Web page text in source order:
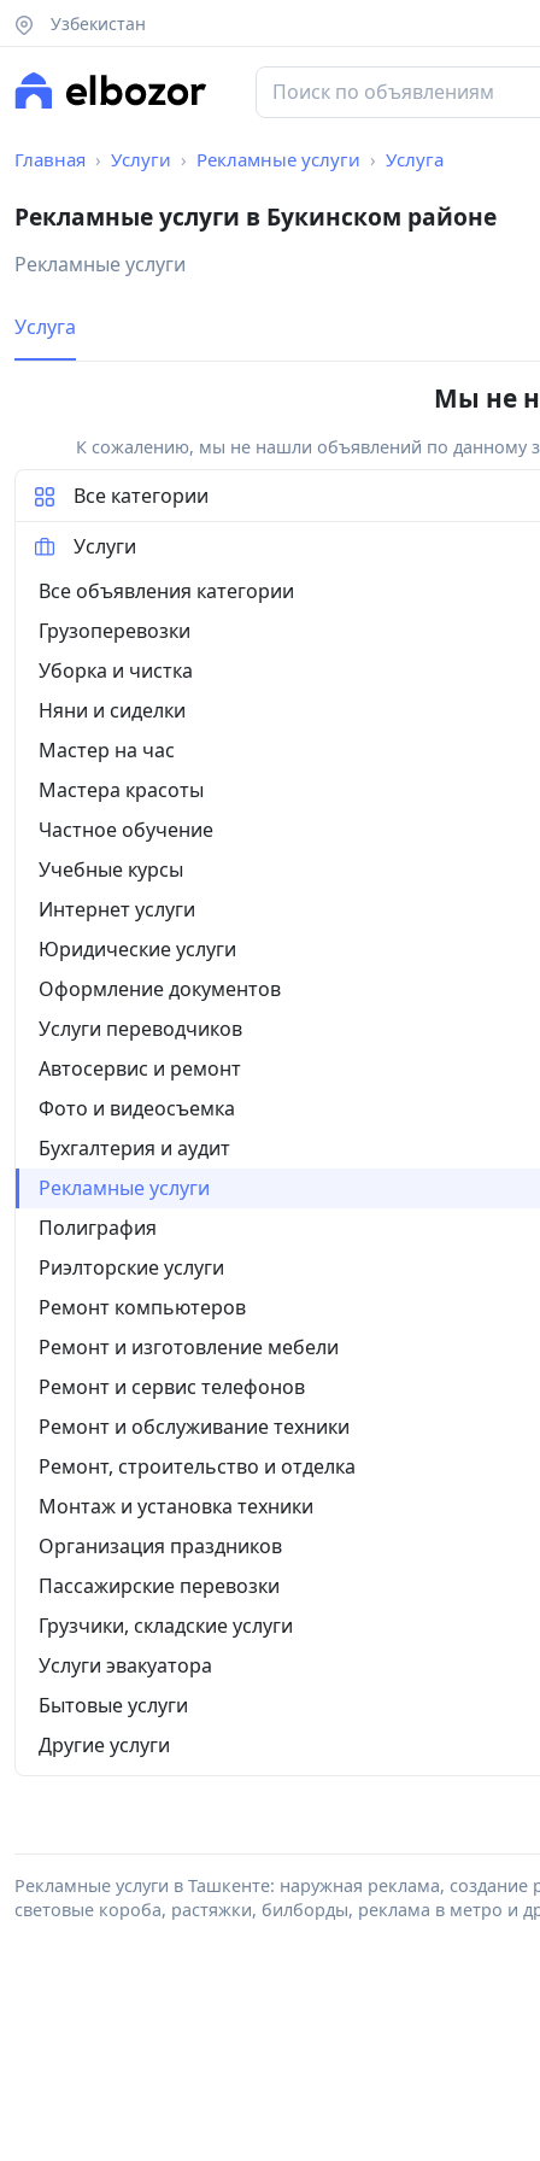
Узбекистан
Главная Услуги Рекламные услуги Услуга
Рекламные услуги в Букинском районе
Рекламные услуги
Услуга
Мы не
К сожалению, мы не нашли объявлений по данному
Все категории
Услуги
Все объявления категории
Грузоперевозки
Уборка и чистка
Няни и сиделки
Мастер на час
Мастера красоты
Частное обучение
Учебные курсы
Интернет услуги
Юридические услуги
Оформление документов
Услуги переводчиков
Автосервис и ремонт
Фото и видеосъемка
Бухгалтерия и аудит
Рекламные услуги
Полиграфия
Риэлторские услуги
Ремонт компьютеров
Ремонт и изготовление мебели
Ремонт и сервис телефонов
Ремонт и обслуживание техники
Ремонт, строительство и отделка
Монтаж и установка техники
Организация праздников
Пассажирские перевозки
Грузчики, складские услуги
Услуги эвакуатора
Бытовые услуги
Другие услуги
Рекламные услуги в Ташкенте: наружная реклама,
световые короба, растяжки, билборды, реклама в метро и